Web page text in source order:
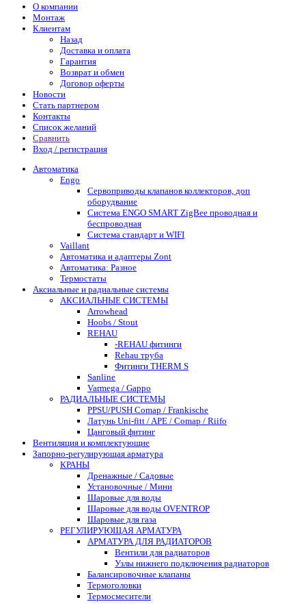
О компании
Монтаж
Клиентам
Назад
Доставка и оплата
Гарантия
Возврат и обмен
Договор оферты
Новости
Стать партнером
Контакты
Список желаний
Сравнить
Вход / регистрация
Автоматика
Engo
Сервоприводы клапанов коллекторов, доп
оборудвание
Система ENGO SMART ZigBee проводная и
беспроводная
Система стандарт и WIFI
Vaillant
Автоматика и адаптеры Zont
Автоматика: Разное
Термостаты
Аксиальные и радиальные системы
АКСИАЛЬНЫЕ СИСТЕМЫ
Arrowhead
Hoobs / Stout
REHAU
-REHAU фитинги
Rehau труба
Фитинги THERM S
Sanline
Varmega / Gappo
РАДИАЛЬНЫЕ СИСТЕМЫ
PPSU/PUSH Comap / Frankische
Латунь Uni-fitt / APE / Comap / Riifo
Цанговый фитинг
Вентиляция и комплектующие
Запорно-регулирующая арматура
КРАНЫ
Дренажные / Садовые
Установочные / Мини
Шаровые для воды
Шаровые для воды OVENTROP
Шаровые для газа
РЕГУЛИРУЮЩАЯ АРМАТУРА
АРМАТУРА ДЛЯ РАДИАТОРОВ
Вентили для радиаторов
Узлы нижнего подключения радиаторов
Балансировочные клапаны
Термоголовки
Термосмесители